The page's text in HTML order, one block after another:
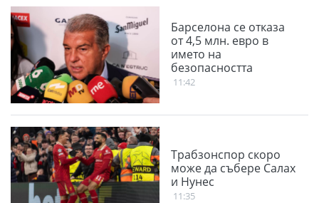
Барселона се отказа
от 4,5 млн. евро в
името на
безопасността
11:42
Трабзонспор скоро
може да събере Салах
и Нунес
11:35